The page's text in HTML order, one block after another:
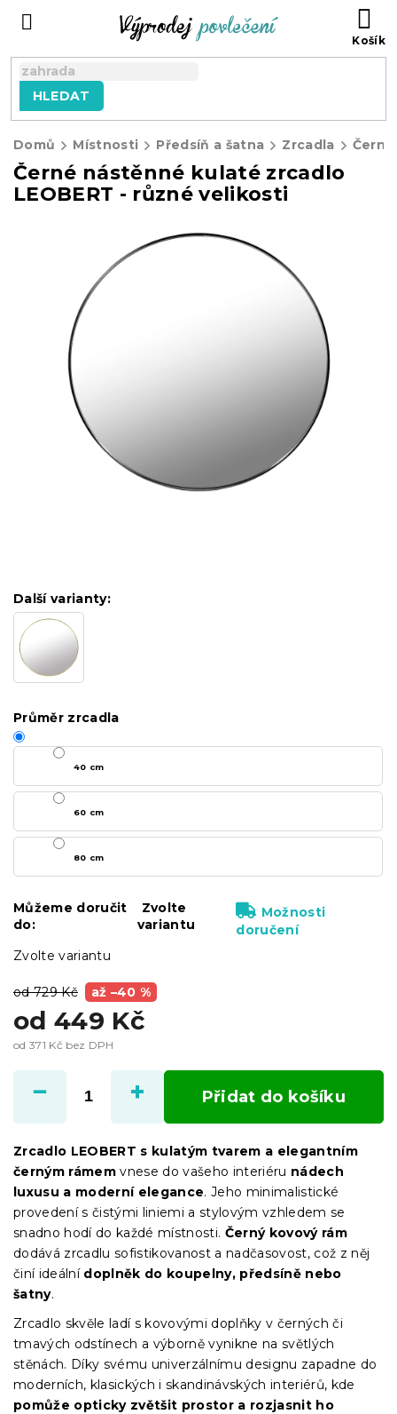
HLEDAT
Domů Místnosti Předsíň a šatna Zrcadla
Černé nástěnné kulaté zrcadlo
LEOBERT - různé velikosti
od 729 Kč až –40 %
od 449 Kč
od 371 Kč bez DPH
cena:
Zvolte variantu
Další varianty:
Průměr zrcadla
40 cm
60 cm
80 cm
Můžeme doručit
do:
Zvolte
variantu
Možnosti
doručení
Přidat do košíku
Zrcadlo LEOBERT s kulatým tvarem a elegantním
černým rámem vnese do vašeho interiéru nádech
luxusu a moderní elegance. Jeho minimalistické
provedení s čistými liniemi a stylovým vzhledem se
snadno hodí do každé místnosti. Černý kovový rám
dodává zrcadlu sofistikovanost a nadčasovost, což z něj
činí ideální doplněk do koupelny, předsíně nebo
šatny.
Zrcadlo skvěle ladí s kovovými doplňky v černých či
tmavých odstínech a výborně vynikne na světlých
stěnách. Díky svému univerzálnímu designu zapadne do
moderních, klasických i skandinávských interiérů, kde
pomůže opticky zvětšit prostor a rozjasnit ho